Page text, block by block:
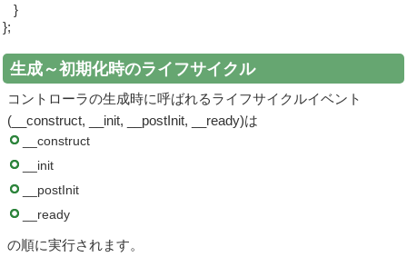
}
};
生成～初期化時のライフサイクル
コントローラの生成時に呼ばれるライフサイクルイベント
(__construct, __init, __postInit, __ready)は
__construct
__init
__postInit
__ready
の順に実行されます。